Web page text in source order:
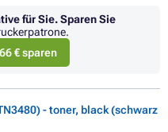
für Sie.Sparen Sie
€ sparen
- toner, black (schwarz